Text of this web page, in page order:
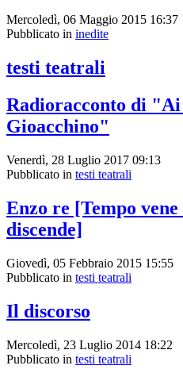
Mercoledì, 06 Maggio 2015 16:37
Pubblicato in inedite
testi teatrali
Radioracconto di
Gioacchino"
Venerdì, 28 Luglio 2017 09:13
Pubblicato in testi teatrali
Enzo re [Tempo
discende]
Giovedì, 05 Febbraio 2015 15:55
Pubblicato in testi teatrali
Il discorso
Mercoledì, 23 Luglio 2014 18:22
Pubblicato in testi teatrali